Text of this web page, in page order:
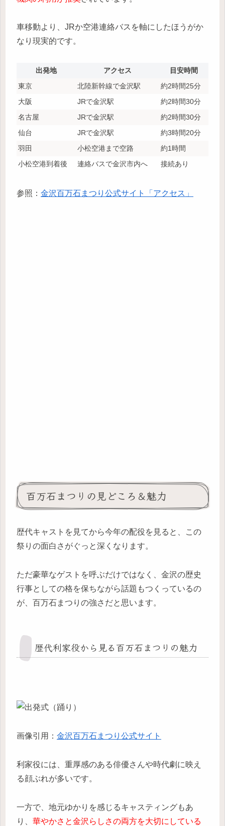
車移動より、JRか空港連絡バスを軸にしたほうがか
なり現実的です。
出発地 アクセス
目安時間
東京
北陸新幹線で金沢駅
約2時間25分
大阪
JRで金沢駅
約2時間30分
名古屋
JRで金沢駅
約2時間30分
仙台
JRで金沢駅
約3時間20分
羽田
小松空港まで空路
約1時間
小松空港到着後
連絡バスで金沢市内へ 接続あり
参照： 金沢百万石まつり公式サイト「アクセス」
百万石まつりの見どころ＆魅力
歴代キャストを見てから今年の配役を見ると、この
祭りの面白さがぐっと深くなります。
ただ豪華なゲストを呼ぶだけではなく、金沢の歴史
行事としての格を保ちながら話題もつくっているの
が、百万石まつりの強さだと思います。
歴代利家役から見る百万石まつりの魅力
画像引用： 金沢百万石まつり公式サイト
利家役には、重厚感のある俳優さんや時代劇に映え
る顔ぶれが多いです。
一方で、地元ゆかりを感じるキャスティングもあ
り、 華やかさと金沢らしさの両方を大切にしている